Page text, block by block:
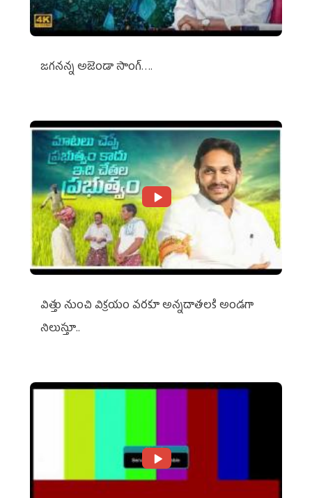
జగనన్న అజెండా సాంగ్….
విత్తు నుంచి విక్రయం వరకూ అన్నదాతలకి అండగా
నిలుస్తూ..